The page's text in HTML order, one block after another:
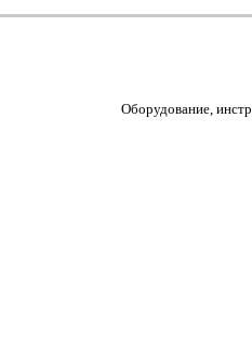
Оборудование,